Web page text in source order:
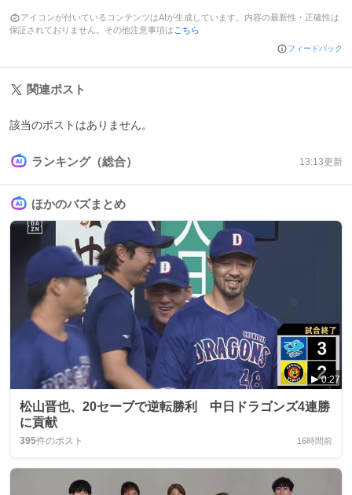
アイコンが付いているコンテンツはAIが生成しています。内容の最新性・正確性は
保証されておりません。その他注意事項は こちら
フィードバック
関連ポスト
該当のポストはありません。
ランキング（総合） 13:13更新
ほかのバズまとめ
0:27
松山晋也、20セーブで逆転勝利 中日ドラゴンズ4連勝
に貢献
395件のポスト 16時間前